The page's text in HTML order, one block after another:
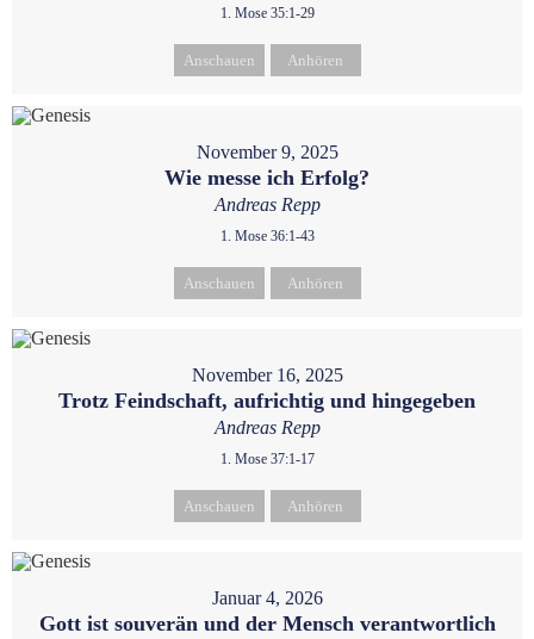
1. Mose 35:1-29
Anschauen Anhören
November 9, 2025
Wie messe ich Erfolg?
Andreas Repp
1. Mose 36:1-43
Anschauen Anhören
November 16, 2025
Trotz Feindschaft, aufrichtig und hingegeben
Andreas Repp
1. Mose 37:1-17
Anschauen Anhören
Januar 4, 2026
Gott ist souverän und der Mensch verantwortlich